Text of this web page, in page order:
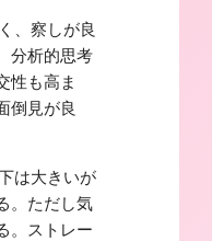
察しが良
分析的思考
性も高ま
倒見が良
大きいが
。ただし気
。ストレー